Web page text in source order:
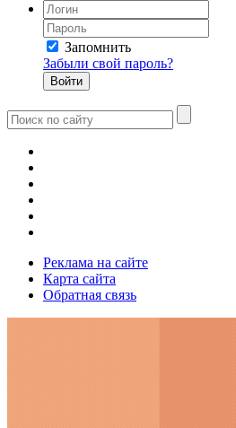
Запомнить
Забыли свой пароль?
Реклама на сайте
Карта сайта
Обратная связь